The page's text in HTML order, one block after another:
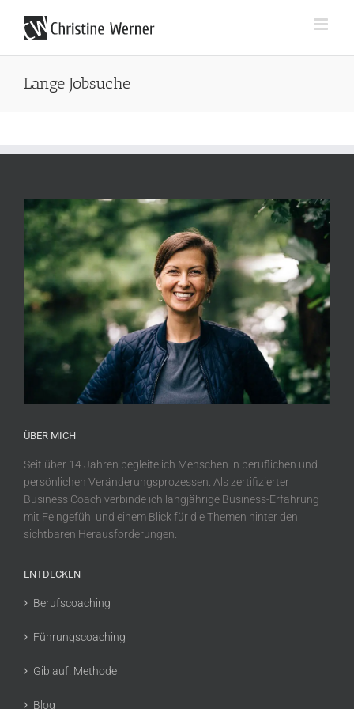
Inhalt
springen
Lange Jobsuche
ÜBER MICH
Seit über 14 Jahren begleite ich Menschen in beruflichen und
persönlichen Veränderungsprozessen. Als zertifizierter
Business Coach verbinde ich langjährige Business-Erfahrung
mit Feingefühl und einem Blick für die Themen hinter den
sichtbaren Herausforderungen.
ENTDECKEN
Berufscoaching
Führungscoaching
Gib auf! Methode
Blog